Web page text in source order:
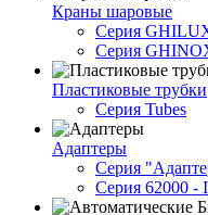
Краны шаровые
Серия
Серия
Пластиковые трубки
Серия Tubes
Адаптеры
Серия
Серия 62000 -